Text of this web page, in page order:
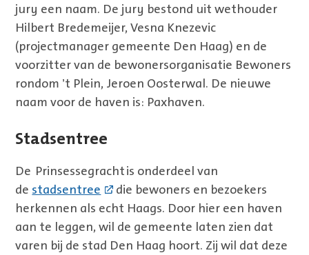
jury een naam. De jury bestond uit wethouder
Hilbert Bredemeijer, Vesna Knezevic
(projectmanager gemeente Den Haag) en de
voorzitter van de bewonersorganisatie Bewoners
rondom ’t Plein, Jeroen Oosterwal. De nieuwe
naam voor de haven is: Paxhaven.
Stadsentree
De Prinsessegracht is onderdeel van
de stadsentree
die bewoners en bezoekers
herkennen als echt Haags. Door hier een haven
aan te leggen, wil de gemeente laten zien dat
varen bij de stad Den Haag hoort. Zij wil dat deze